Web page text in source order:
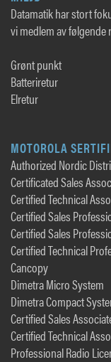
Datamatik har stort
vi medlem av
Grønt punkt
Batteriretur
Elretur
MOTOROLA
Authorized Nordic
Certificated Sales
Certified Technical
Certified Sales
Certified Sales
Certified Technical
Cancopy
Dimetra Micro System
Dimetra Compact
Certified Sales
Certified Technical
Professional Radio